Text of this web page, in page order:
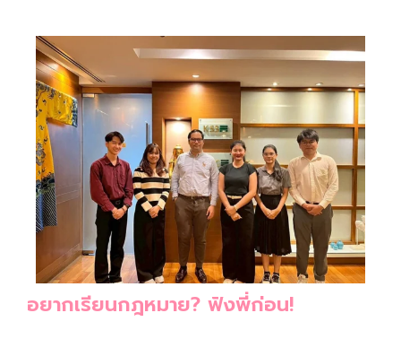
อยากเรียนกฎหมาย? ฟังพี่ก่อน!